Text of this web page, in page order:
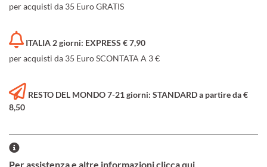
per acquisti da 35 Euro GRATIS
ITALIA 2 giorni: EXPRESS € 7,90
per acquisti da 35 Euro SCONTATA A 3 €
RESTO DEL MONDO 7-21 giorni: STANDARD a partire da €
8,50
Per assistenza e altre informazioni clicca qui